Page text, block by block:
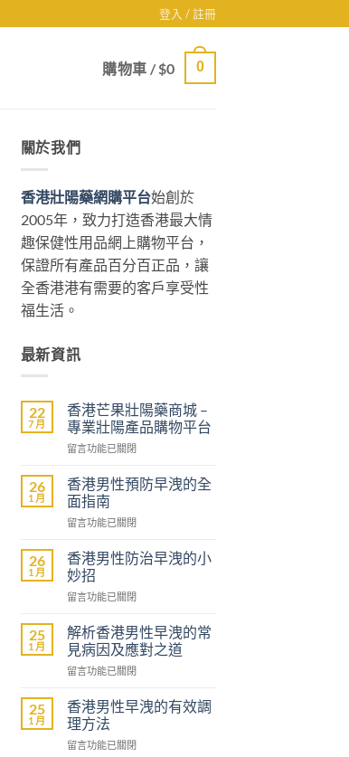
登入 / 註冊
購物車 /$0 0
關於我們
香港壯陽藥網購平台始創於
2005年，致力打造香港最大情
趣保健性用品網上購物平台，
保證所有產品百分百正品，讓
全香港港有需要的客戶享受性
福生活。
最新資訊
22
7 月
香港芒果壯陽藥商城 –
專業壯陽產品購物平台
在
港
芒
果
壯
藥
商
城
–
業
壯
產
購
物
平
留言功能已關閉
26
1 月
香港男性預防早洩的全
面指南
在
港
男
性
預
早
洩
的
全
指
南〉
留言功能已關閉
26
1 月
香港男性防治早洩的小
妙招
在
港
男
性
防
早
洩
小
留言功能已關閉
25
1 月
解析香港男性早洩的常
見病因及應對之道
在
析
香
港
男
留言功能已關閉
25
1 月
香港男性早洩的有效調
理方法
在
留言功能已關閉